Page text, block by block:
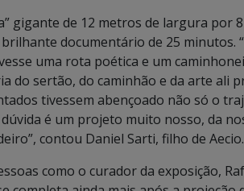
gigante de 12 metros de largura por
documentário de 25 minutos.
uma rota poética e um
do sertão, do caminhão e da arte ali
tivessem abençoado não só o
é um projeto muito nosso, da
contou Daniel Sarti, filho de Aecio.
como o curador da exposição,